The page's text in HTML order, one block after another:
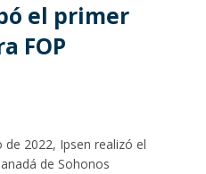
el primer
FOP
2022, Ipsen realizó el
de Sohonos